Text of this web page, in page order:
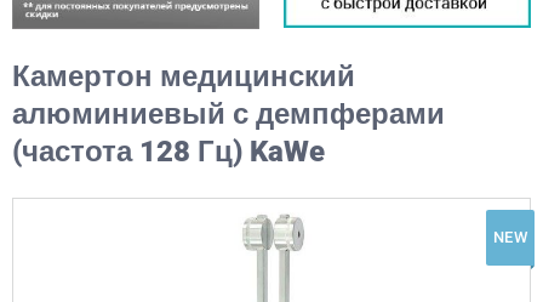
Камертон медицинский
алюминиевый с демпферами
(частота 128 Гц) KaWe
NEW